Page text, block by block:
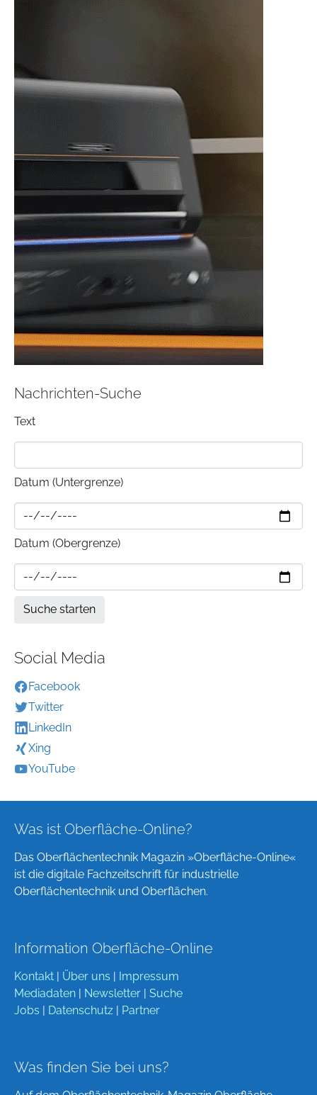
Nachrichten-Suche
Text
Datum (Untergrenze)
Datum (Obergrenze)
Social Media
Facebook
Twitter
LinkedIn
Xing
YouTube
Was ist Oberfläche-Online?
Das Oberflächentechnik Magazin »Oberfläche-Online«
ist die digitale Fachzeitschrift für industrielle
Oberflächentechnik und Oberflächen.
Information Oberfläche-Online
Kontakt Über uns
Impressum
Mediadaten
Newsletter
Suche
Jobs
Datenschutz Partner
Was finden Sie bei uns?